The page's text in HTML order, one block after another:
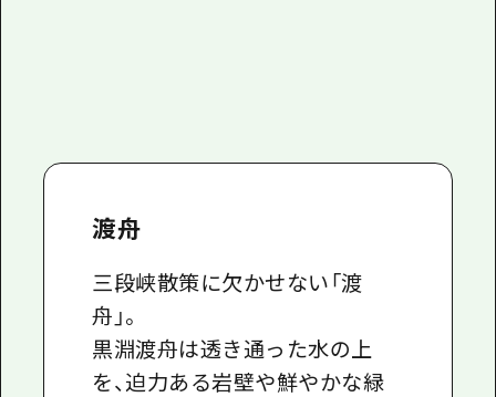
渡舟
三段峡散策に欠かせない「渡
舟」。
黒淵渡舟は透き通った水の上
を、迫力ある岩壁や鮮やかな緑